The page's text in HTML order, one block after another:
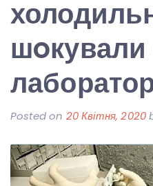
Posted on 20 Квітня, 2020